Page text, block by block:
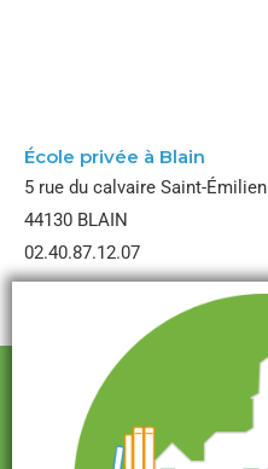
École privée à Blain
5 rue du calvaire Saint-Émilien
44130 BLAIN
02.40.87.12.07